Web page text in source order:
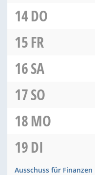
14DO
15FR
16SA
17SO
18MO
19DI
Ausschuss für